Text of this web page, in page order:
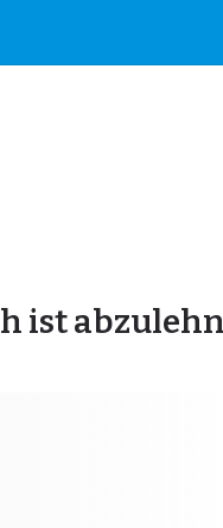
ist